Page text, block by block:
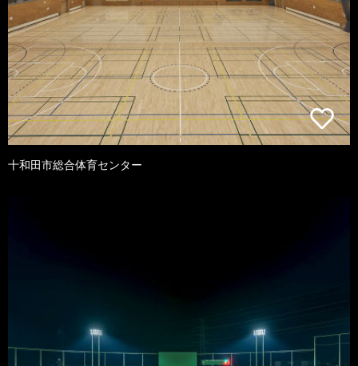
十和田市総合体育センター